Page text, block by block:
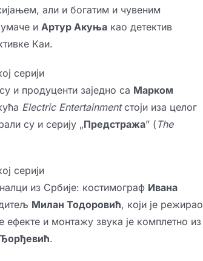
али и богатим и чувеним
и Артур Акуњакао детектив
Каи.
и продуценти заједно са Марком
Electric Entertainmentстоји иза целог
су и серију „Предстража” ( The
из Србије: костимограф Ивана
Милан Тодоровић, који је режирао
и монтажу звука је комплетно из
.